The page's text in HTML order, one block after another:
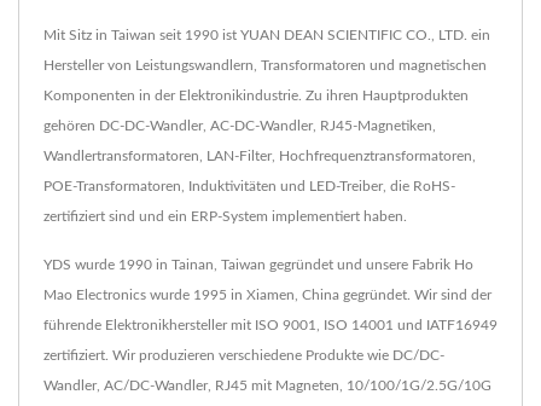
Mit Sitz in Taiwan seit 1990 ist YUAN DEAN SCIENTIFIC CO., LTD. ein
Hersteller von Leistungswandlern, Transformatoren und magnetischen
Komponenten in der Elektronikindustrie. Zu ihren Hauptprodukten
gehören DC-DC-Wandler, AC-DC-Wandler, RJ45-Magnetiken,
Wandlertransformatoren, LAN-Filter, Hochfrequenztransformatoren,
POE-Transformatoren, Induktivitäten und LED-Treiber, die RoHS-
zertifiziert sind und ein ERP-System implementiert haben.
YDS wurde 1990 in Tainan, Taiwan gegründet und unsere Fabrik Ho
Mao Electronics wurde 1995 in Xiamen, China gegründet. Wir sind der
führende Elektronikhersteller mit ISO 9001, ISO 14001 und IATF16949
zertifiziert. Wir produzieren verschiedene Produkte wie DC/DC-
Wandler, AC/DC-Wandler, RJ45 mit Magneten, 10/100/1G/2.5G/10G